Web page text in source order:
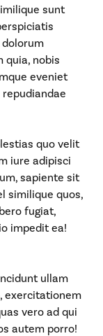
sunt
quia, nobis
eveniet
quo velit
iure adipisci
sapiente sit
similique quos,
fugiat,
impedit ea!
ullam
exercitationem
vero ad qui
autem porro!